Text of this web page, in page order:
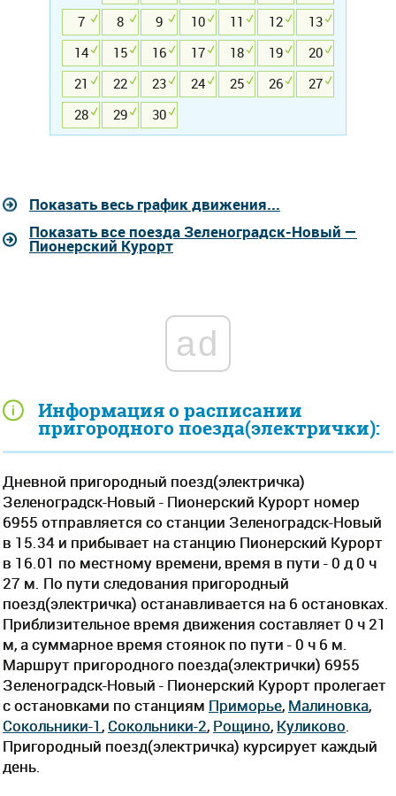
Информация о расписании
пригородного поезда(электрички):
Дневной пригородный поезд(электричка)
Зеленоградск-Новый - Пионерский Курорт номер
6955 отправляется со станции Зеленоградск-Новый
в 15.34 и прибывает на станцию Пионерский Курорт
в 16.01 по местному времени, время в пути - 0 д 0 ч
27 м. По пути следования пригородный
поезд(электричка) останавливается на 6 остановках.
Приблизительное время движения составляет 0 ч 21
м, а суммарное время стоянок по пути - 0 ч 6 м.
Маршрут пригородного поезда(электрички) 6955
Зеленоградск-Новый - Пионерский Курорт пролегает
c остановками по станциям Приморье, Малиновка,
Сокольники-1 , Сокольники-2, Рощино, Куликово
Пригородный поезд(электричка) курсирует каждый
день.
7
8 9 10 11 12
13
14
15 16 17 18 19
20
21
22 23 24 25 26
27
28
29 30
Показать весь график движения...
Показать все поезда Зеленоградск-Новый —
Пионерский Курорт
ad